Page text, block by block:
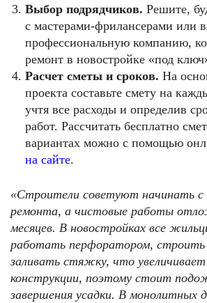
Выбор подрядчиков. Решите,
с мастерами-фрилансерами или
профессиональную компанию,
ремонт в новостройке «под
Расчет сметы и сроков. На
проекта составьте смету на
учтя все расходы и определив
работ. Рассчитать бесплатно
вариантах можно с помощью
на сайте.
«Строители советуют начинать с
ремонта, а чистовые работы
месяцев. В новостройках все
работать перфоратором, строить
заливать стяжку, что увеличивает
конструкции, поэтому стоит
завершения усадки. В монолитных